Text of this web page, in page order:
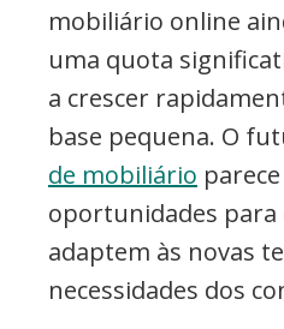
mobiliário online
uma quota
a crescer
base pequena. O
de mobiliário
oportunidades para
adaptem às novas
necessidades dos